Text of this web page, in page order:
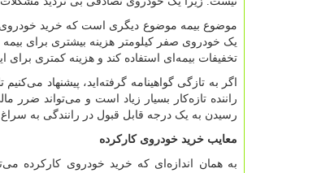
موضوع بیمه موضوع دیگری است که خرید خودروی
یک خودروی صفر کیلومتر هزینه بیشتری برای
تخفیفات بیمه‌ای استفاده کند و هزینه کمتری برای
اگر به تازگی گواهینامه گرفته‌اید، پیشنهاد
راننده تازه‌کار بسیار زیاد است و می‌تواند ضرر
رسیدن به یک درجه قابل قبول در رانندگی به
معایب خرید خودروی کارکرده
به همان اندازه‌ای که خرید خودروی کارکرده